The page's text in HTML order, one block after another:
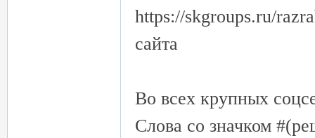
https://skgroups.ru/
сайта
Во всех крупных
Слова со значком